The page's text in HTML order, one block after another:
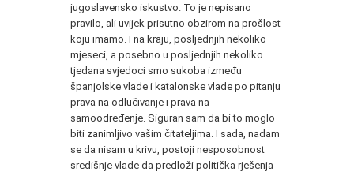
jugoslavensko iskustvo. To je nepisano
pravilo, ali uvijek prisutno obzirom na prošlost
koju imamo. I na kraju, posljednjih nekoliko
mjeseci, a posebno u posljednjih nekoliko
tjedana svjedoci smo sukoba između
španjolske vlade i katalonske vlade po pitanju
prava na odlučivanje i prava na
samoodređenje. Siguran sam da bi to moglo
biti zanimljivo vašim čitateljima. I sada, nadam
se da nisam u krivu, postoji nesposobnost
središnje vlade da predloži politička rješenja